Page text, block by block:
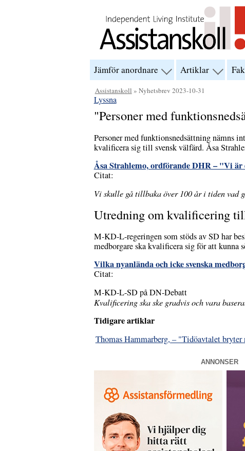
Jämför anordnare
visa
menyn
för
Artiklar visa
menyn
Assistanskoll » Nyhetsbrev 2023-10-31
Lyssna
"Personer med
Personer med funktionsnedsättning nämns
kvalificera sig till svensk välfärd. Åsa
Åsa Strahlemo, ordförande DHR – "Vi
Citat:
Vi skulle gå tillbaka över 100 år i tiden vad
Utredning om kvalificering
M-KD-L-regeringen som stöds av SD har
medborgare ska kvalificera sig för att kunna
Vilka nyanlända och icke svenska
Citat:
M-KD-L-SD på DN-Debatt
Kvalificering ska ske gradvis och vara
Tidigare artiklar
Thomas Hammarberg, – "Tidöavtalet
ANNONSER